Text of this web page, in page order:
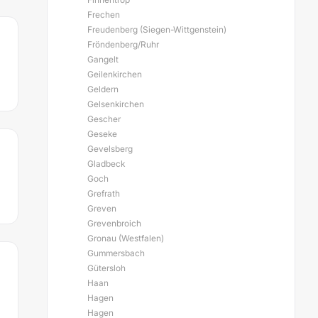
Frechen
Freudenberg (Siegen-Wittgenstein)
Fröndenberg/Ruhr
Gangelt
Geilenkirchen
Geldern
Gelsenkirchen
Gescher
Geseke
Gevelsberg
Gladbeck
Goch
Grefrath
Greven
Grevenbroich
Gronau (Westfalen)
Gummersbach
Gütersloh
Haan
Hagen
Hagen